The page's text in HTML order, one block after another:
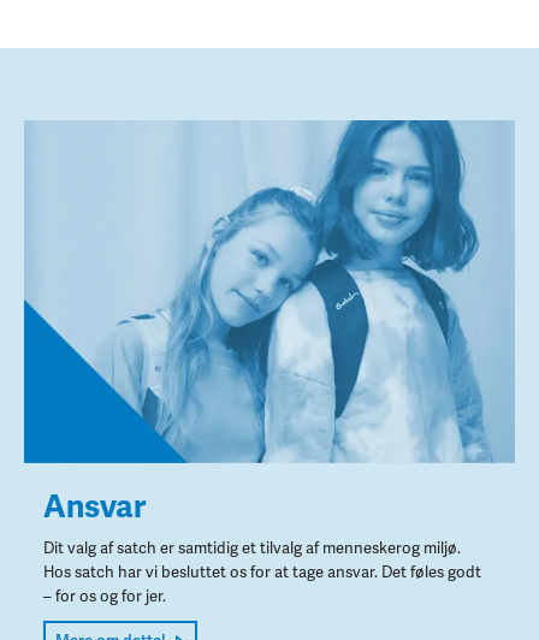
Ansvar
Dit valg af satch er samtidig et tilvalg af menneskerog miljø.
Hos satch har vi besluttet os for at tage ansvar. Det føles godt
– for os og for jer.